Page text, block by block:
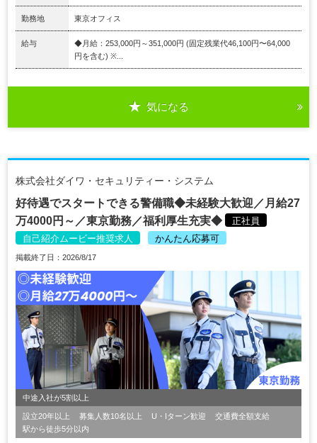
勤務地 東京オフィス
給与
◆月給：253,000円～351,000円 (固定残業代46,100円〜64,000
円を含む) ※...
気になる
株式会社ダイワ・セキュリティー・システム
好待遇でスタートできる警備職◆未経験大歓迎／月給27
万4000円～／東京勤務／福利厚生充実◆
正社員
自己紹介ムービー推奨求人
かんたん応募可
掲載終了日：2026/8/17
中途入社が5割以上
設立20年以上 募集人数10名以上 U・Iターン歓迎
交通費全額支給
駅から徒歩5分以内